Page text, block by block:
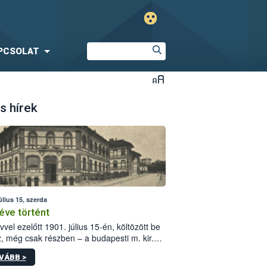
hírek
15, szerda
történt
ezelőtt 1901. július 15-én, költözött be
még csak részben – a budapesti m. kir.
állomás a Kis Rókus utca
alatti, Czigler Győző által tervezett új
>